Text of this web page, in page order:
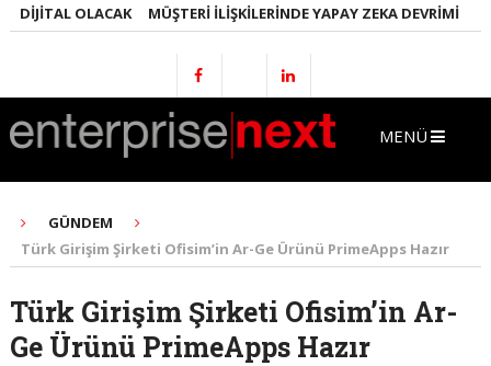
OLACAK MÜŞTERI İLIŞKILERINDE YAPAY ZEKA DEVRIMI
MENÜ
GÜNDEM
Türk Girişim Şirketi Ofisim’in Ar-Ge Ürünü PrimeApps Hazır
Türk Girişim Şirketi Ofisim’in Ar-
Ge Ürünü PrimeApps Hazır